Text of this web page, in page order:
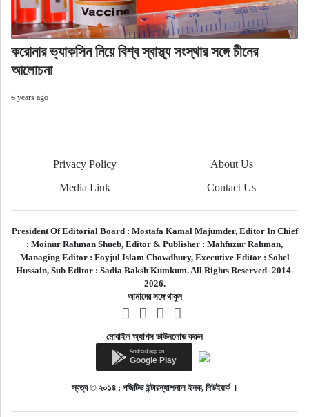
করোনার ভ্যাকসিন নিয়ে বিশ্ব স্বাস্থ্য সংস্থার সঙ্গে চীনের
আলোচনা
৬ years ago
Privacy Policy
About Us
Media Link
Contact Us
President Of Editorial Board : Mostafa Kamal Majumder, Editor In Chief
: Moinur Rahman Shueb, Editor & Publisher : Mahfuzur Rahman,
Managing Editor : Foyjul Islam Chowdhury, Executive Editor : Sohel
Hussain, Sub Editor : Sadia Baksh Kumkum. All Rights Reserved- 2014-
2026.
আমাদের সঙ্গে থাকুন
মোবাইল অ্যাপস ডাউনলোড করুন
স্বত্ব © ২০১৪ : পজিটিভ ইন্টারন্যাশনাল ইনক, নিউইয়র্ক ।